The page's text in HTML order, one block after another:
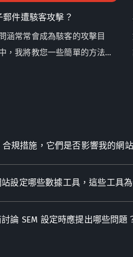
件遭駭客攻擊？
涵常常會成為駭客的攻擊目
，我將教您一些簡單的方法來
合規措施，它們是否影響我的網
設定哪些數據工具，這些工具
論 SEM 設定時應提出哪些問題